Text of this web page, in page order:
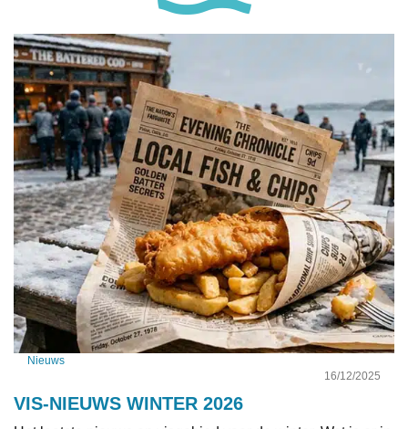
Nieuws
16/12/2025
VIS-NIEUWS WINTER 2026